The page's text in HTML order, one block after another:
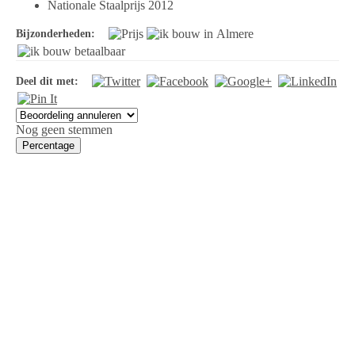
Nationale Staalprijs 2012
Bijzonderheden:
Deel dit met:
Nog geen stemmen